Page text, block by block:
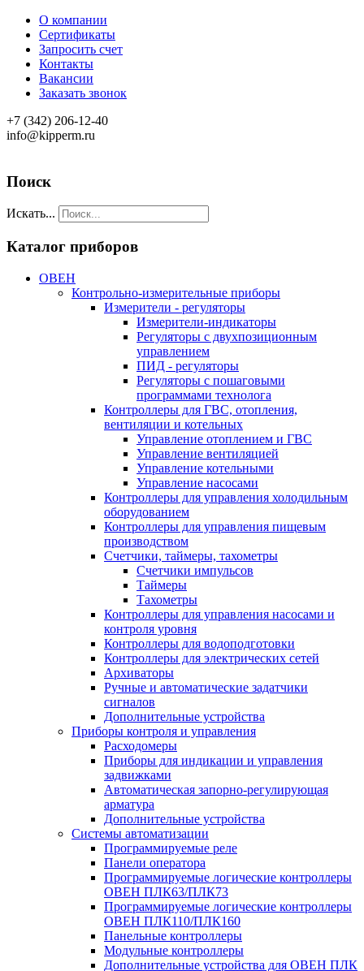
О компании
Сертификаты
Запросить счет
Контакты
Вакансии
Заказать звонок
+7 (342) 206-12-40
info@kipperm.ru
Поиск
Искать...
Каталог приборов
ОВЕН
Контрольно-измерительные приборы
Измерители - регуляторы
Измерители-индикаторы
Регуляторы с двухпозиционным
управлением
ПИД - регуляторы
Регуляторы с пошаговыми
программами технолога
Контроллеры для ГВС, отопления,
вентиляции и котельных
Управление отоплением и ГВС
Управление вентиляцией
Управление котельными
Управление насосами
Контроллеры для управления холодильным
оборудованием
Контроллеры для управления пищевым
производством
Счетчики, таймеры, тахометры
Счетчики импульсов
Таймеры
Тахометры
Контроллеры для управления насосами и
контроля уровня
Контроллеры для водоподготовки
Контроллеры для электрических сетей
Архиваторы
Ручные и автоматические задатчики
сигналов
Дополнительные устройства
Приборы контроля и управления
Расходомеры
Приборы для индикации и управления
задвижками
Автоматическая запорно-регулирующая
арматура
Дополнительные устройства
Системы автоматизации
Программируемые реле
Панели оператора
Программируемые логические контроллеры
ОВЕН ПЛК63/ПЛК73
Программируемые логические контроллеры
ОВЕН ПЛК110/ПЛК160
Панельные контроллеры
Модульные контроллеры
Дополнительные устройства для ОВЕН ПЛК